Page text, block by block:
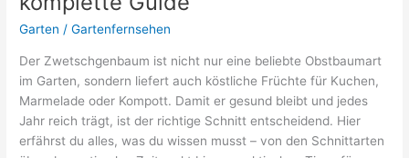
Garten /Gartenfernsehen
Der Zwetschgenbaum ist nicht nur eine beliebte Obstbaumart
im Garten, sondern liefert auch köstliche Früchte für Kuchen,
Marmelade oder Kompott. Damit er gesund bleibt und jedes
Jahr reich trägt, ist der richtige Schnitt entscheidend. Hier
erfährst du alles, was du wissen musst – von den Schnittarten